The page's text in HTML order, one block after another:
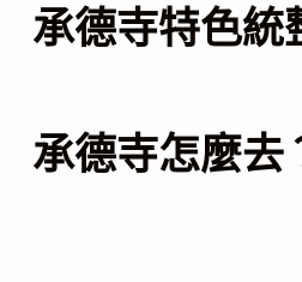
承德寺特色統
承德寺怎麼去